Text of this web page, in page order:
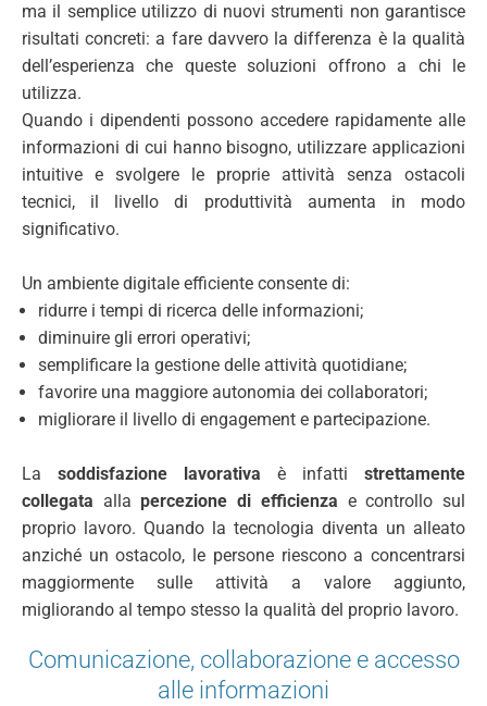
ma il semplice utilizzo di nuovi strumenti non garantisce
risultati concreti: a fare davvero la differenza è la qualità
dell’esperienza che queste soluzioni offrono a chi le
utilizza.
Quando i dipendenti possono accedere rapidamente alle
informazioni di cui hanno bisogno, utilizzare applicazioni
intuitive e svolgere le proprie attività senza ostacoli
tecnici, il livello di produttività aumenta in modo
significativo.
Un ambiente digitale efficiente consente di:
ridurre i tempi di ricerca delle informazioni;
diminuire gli errori operativi;
semplificare la gestione delle attività quotidiane;
favorire una maggiore autonomia dei collaboratori;
migliorare il livello di engagement e partecipazione.
La soddisfazione lavorativa è infatti strettamente
collegata allapercezione di efficienza e controllo sul
proprio lavoro. Quando la tecnologia diventa un alleato
anziché un ostacolo, le persone riescono a concentrarsi
maggiormente sulle attività a valore aggiunto,
migliorando al tempo stesso la qualità del proprio lavoro.
Comunicazione, collaborazione e accesso
alle informazioni